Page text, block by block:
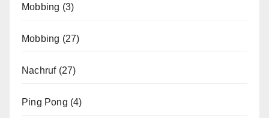
Mobbing (3)
Mobbing (27)
Nachruf(27)
Ping Pong (4)